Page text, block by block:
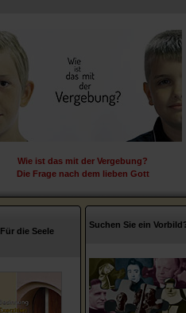
Wie ist das mit der Vergebung?
Die Frage nach dem lieben Gott
Für die Seele
Suchen Sie ein